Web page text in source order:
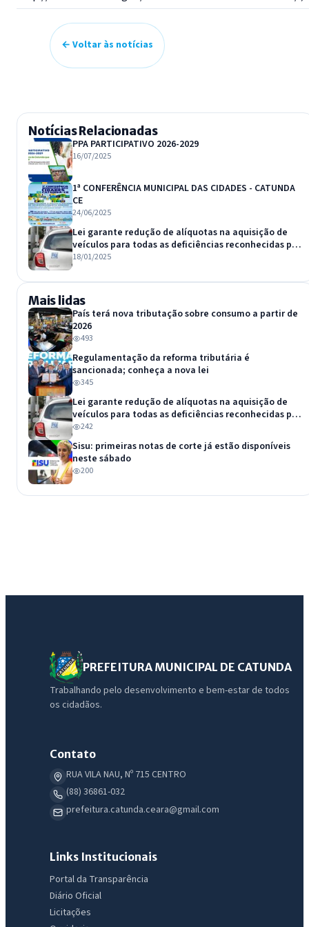
← Voltar às notícias
Notícias Relacionadas
PPA PARTICIPATIVO 2026-2029
16/07/2025
1ª CONFERÊNCIA MUNICIPAL DAS CIDADES - CATUNDA
CE
24/06/2025
Lei garante redução de alíquotas na aquisição de
veículos para todas as deficiências reconhecidas por
lei
18/01/2025
Mais lidas
País terá nova tributação sobre consumo a partir de
2026
493
Regulamentação da reforma tributária é
sancionada; conheça a nova lei
345
Lei garante redução de alíquotas na aquisição de
veículos para todas as deficiências reconhecidas por
lei242
Sisu: primeiras notas de corte já estão disponíveis
neste sábado
200
PREFEITURA MUNICIPAL DE CATUNDA
Trabalhando pelo desenvolvimento e bem-estar de todos
os cidadãos.
Contato
RUA VILA NAU, Nº 715 CENTRO
(88) 36861-032
prefeitura.catunda.ceara@gmail.com
Links Institucionais
Portal da Transparência
Diário Oficial
Licitações